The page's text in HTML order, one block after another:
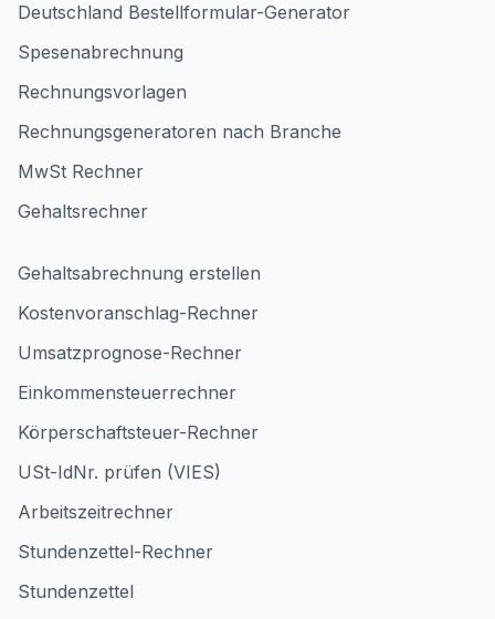
Deutschland Bestellformular-Generator
Spesenabrechnung
Rechnungsvorlagen
Rechnungsgeneratoren nach Branche
MwSt Rechner
Gehaltsrechner
Gehaltsabrechnung erstellen
Kostenvoranschlag-Rechner
Umsatzprognose-Rechner
Einkommensteuerrechner
Körperschaftsteuer-Rechner
USt-IdNr. prüfen (VIES)
Arbeitszeitrechner
Stundenzettel-Rechner
Stundenzettel